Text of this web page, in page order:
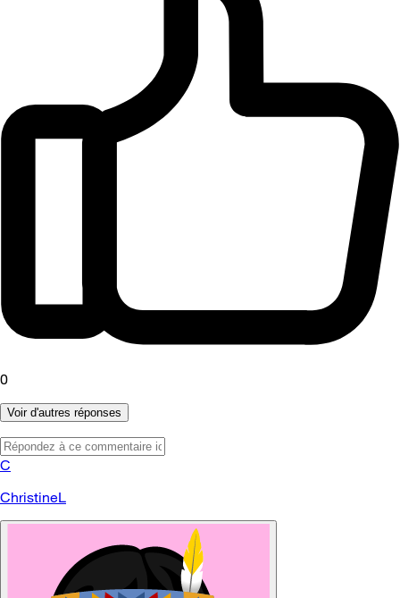
0
Voir d'autres réponses
C
ChristineL